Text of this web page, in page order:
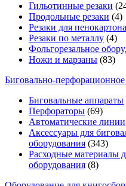
Гильотинные резаки
Продольные резаки (4)
Резаки для пенокартона
Резаки по металлу (4)
Фольгорезальное
Ножи и марзаны (83)
Биговально-
Биговальные аппараты
Перфораторы (69)
Автоматические линии
Аксессуары для
оборудования (343)
Расходные материалы
оборудования (8)